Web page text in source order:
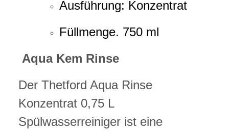
Ausführung: Konzentrat
Füllmenge. 750 ml
Aqua Kem Rinse
Der Thetford Aqua Rinse
Konzentrat 0,75 L
Spülwasserreiniger ist eine